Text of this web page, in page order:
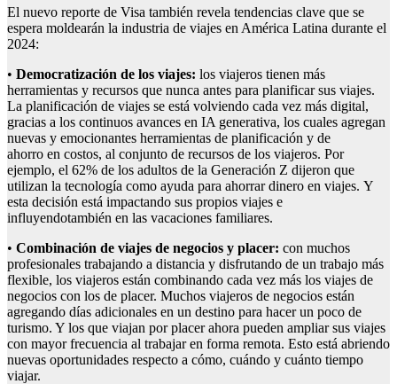
El nuevo reporte de Visa también revela tendencias clave que se
espera moldearán la industria de viajes en América Latina durante el
2024:
• Democratización de los viajes: los viajeros tienen más
herramientas y recursos que nunca antes para planificar sus viajes.
La planificación de viajes se está volviendo cada vez más digital,
gracias a los continuos avances en IA generativa, los cuales agregan
nuevas y emocionantes herramientas de planificación y de
ahorro en costos, al conjunto de recursos de los viajeros. Por
ejemplo, el 62% de los adultos de la Generación Z dijeron que
utilizan la tecnología como ayuda para ahorrar dinero en viajes. Y
esta decisión está impactando sus propios viajes e
influyendotambién en las vacaciones familiares.
• Combinación de viajes de negocios y placer: con muchos
profesionales trabajando a distancia y disfrutando de un trabajo más
flexible, los viajeros están combinando cada vez más los viajes de
negocios con los de placer. Muchos viajeros de negocios están
agregando días adicionales en un destino para hacer un poco de
turismo. Y los que viajan por placer ahora pueden ampliar sus viajes
con mayor frecuencia al trabajar en forma remota. Esto está abriendo
nuevas oportunidades respecto a cómo, cuándo y cuánto tiempo
viajar.